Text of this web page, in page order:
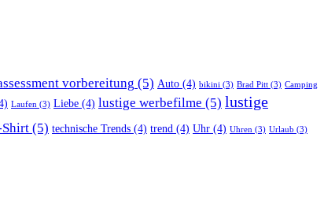
vorbereitung (5) Auto (4) bikini (3) Brad Pitt (3) Camping
Laufen (3) Liebe (4) lustige werbefilme (5) lustige
Shirt (5) technische Trends (4) trend (4) Uhr (4) Uhren (3) Urlaub (3)